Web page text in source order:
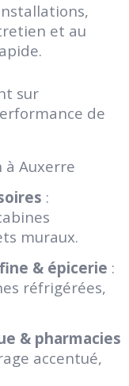
et au
sur
de
à Auxerre
:
muraux.
& épicerie :
réfrigérées,
& pharmacies
accentué,